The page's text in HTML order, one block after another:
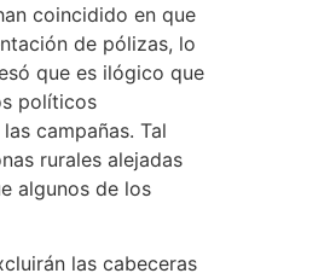
coincidido en que
de pólizas, lo
que es ilógico que
políticos
campañas. Tal
rurales alejadas
algunos de los
las cabeceras